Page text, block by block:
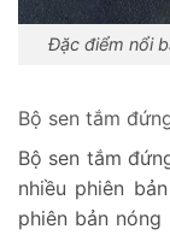
Đặc điểm nổi
Bộ sen tắm
Bộ sen tắm
nhiều phiên
phiên bản nóng